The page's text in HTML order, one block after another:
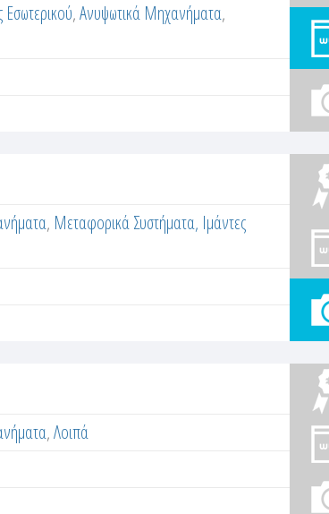
Εσωτερικού,Ανυψωτικά Μηχανήματα,
, Μεταφορικά Συστήματα, Ιμάντες
,Λοιπά